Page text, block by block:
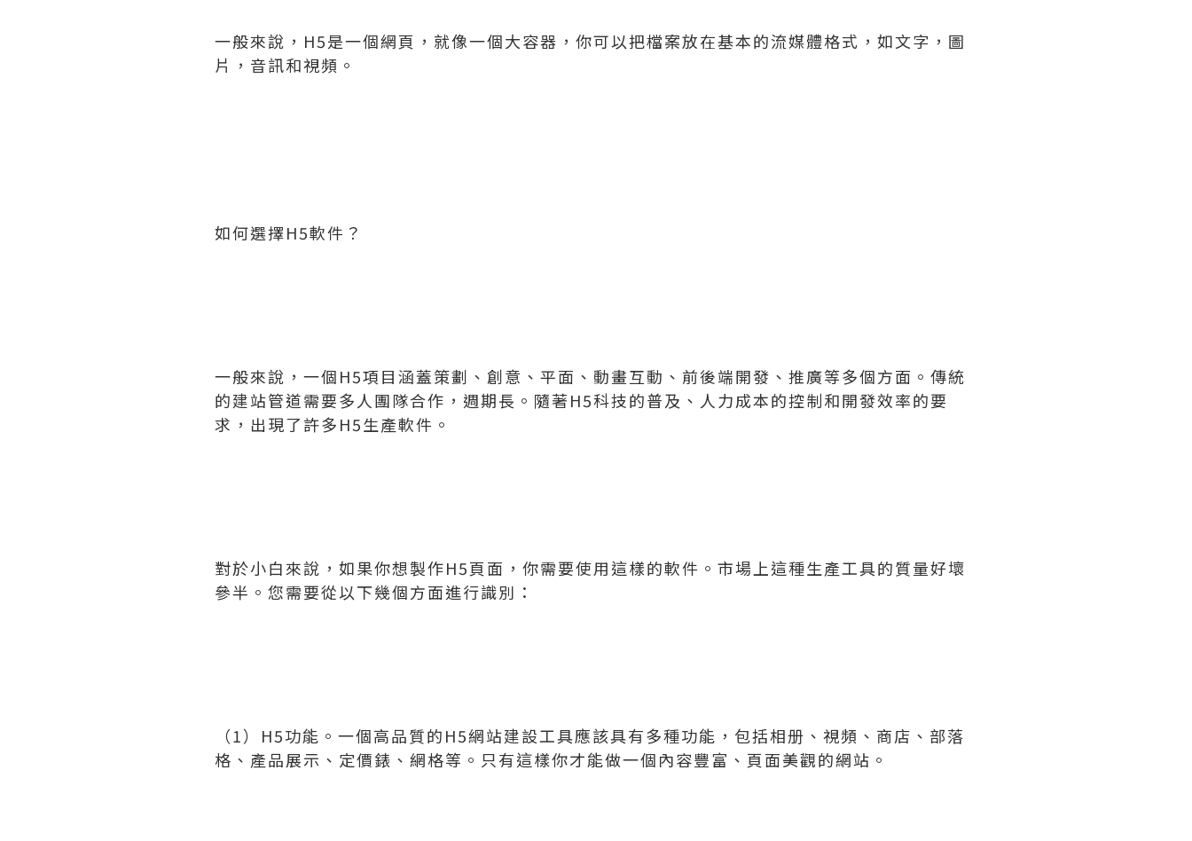
一般來說，H5是一個網頁，就像一個大容器，你可以把檔案放在基本的流媒體格式，如文字，圖
片，音訊和視頻。
如何選擇H5軟件？
一般來說，一個H5項目涵蓋策劃、創意、平面、動畫互動、前後端開發、推廣等多個方面。傳統
的建站管道需要多人團隊合作，週期長。隨著H5科技的普及、人力成本的控制和開發效率的要
求，出現了許多H5生產軟件。
對於小白來說，如果你想製作H5頁面，你需要使用這樣的軟件。市場上這種生產工具的質量好壞
參半。您需要從以下幾個方面進行識別：
（1）H5功能。一個高品質的H5網站建設工具應該具有多種功能，包括相册、視頻、商店、部落
格、產品展示、定價錶、網格等。只有這樣你才能做一個內容豐富、頁面美觀的網站。